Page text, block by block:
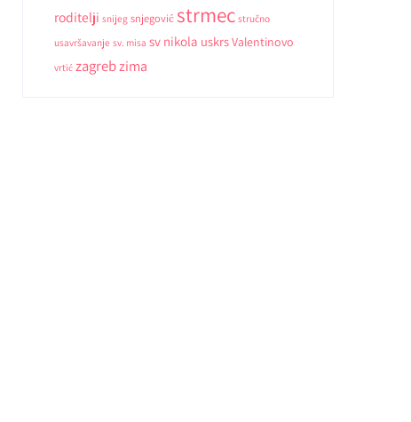
roditelji snijeg snjegović strmec stručno
usavršavanje sv. misa sv nikola uskrsValentinovo
vrtić zagrebzima